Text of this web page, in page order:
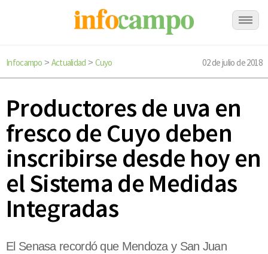
Infocampo > Actualidad > Cuyo 02 de julio de 2018
Productores de uva en
fresco de Cuyo deben
inscribirse desde hoy en
el Sistema de Medidas
Integradas
El Senasa recordó que Mendoza y San Juan